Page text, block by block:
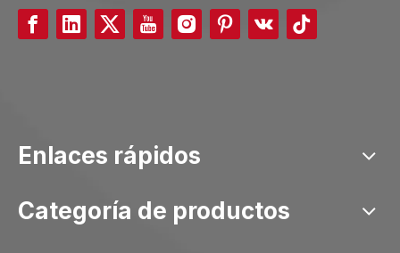
Enlaces rápidos
Categoría de productos